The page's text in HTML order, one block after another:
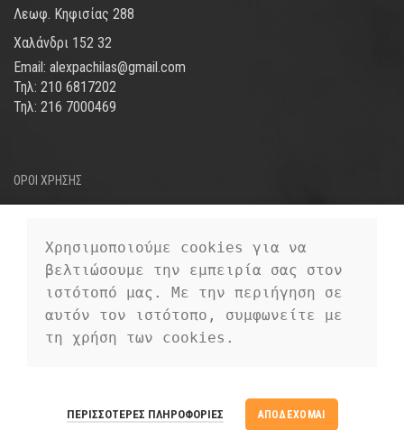
Λεωφ. Κηφισίας 288
Χαλάνδρι 152 32
Email: alexpachilas@gmail.com
Τηλ: 210 6817202
Τηλ: 216 7000469
ΟΡΟΙ ΧΡΗΣΗΣ
ΤΡΟΠΟΙ ΠΛΗΡΩΜΗΣ
ΠΡΟΣΩΠΙΚΑ ΔΕΔΟΜΕΝΑ
EUROFIGUREPREMIUM E-COMMERCE
SOLUTIONS.
Χρησιμοποιούμε cookies για να
βελτιώσουμε την εμπειρία σας στον
ιστότοπό μας. Με την περιήγηση σε
αυτόν τον ιστότοπο, συμφωνείτε με
τη χρήση των cookies.
ΠΕΡΙΣΣΌΤΕΡΕΣ ΠΛΗΡΟΦΟΡΊΕΣ ΑΠΟΔΈΧΟΜΑΙ